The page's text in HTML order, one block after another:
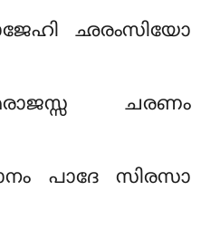
ഛരംസിയോ
ചരണം
പാദേ സിരസാ